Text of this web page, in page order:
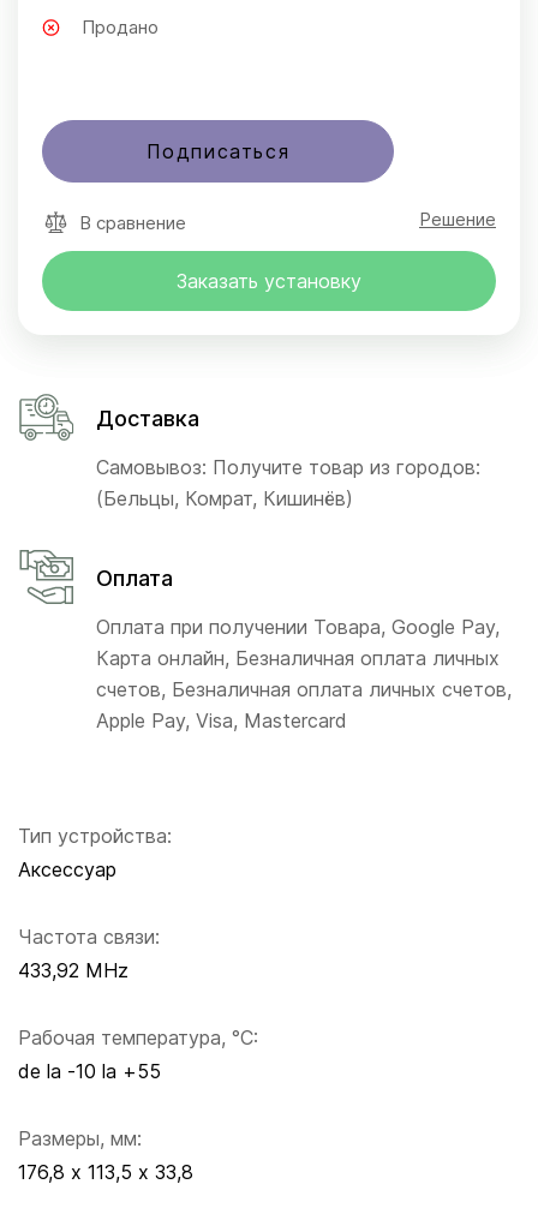
Тип устройства:
Аксессуар
Частота связи:
433,92 MHz
Рабочая температура, °C:
de la -10 la +55
Размеры, мм:
176,8 х 113,5 х 33,8
Продано
Подписаться
В сравнение Решение
Заказать установку
Доставка
Самовывоз: Получите товар из городов:
(Бельцы, Комрат, Кишинёв)
Оплата
Оплата при получении Товара, Google Pay,
Карта онлайн, Безналичная оплата личных
счетов, Безналичная оплата личных счетов,
Apple Pay, Visa, Mastercard